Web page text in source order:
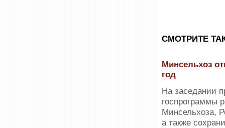
CМОТРИТЕ
Минсельхоз
год
На заседании
госпрограммы
Минсельхоза,
а также